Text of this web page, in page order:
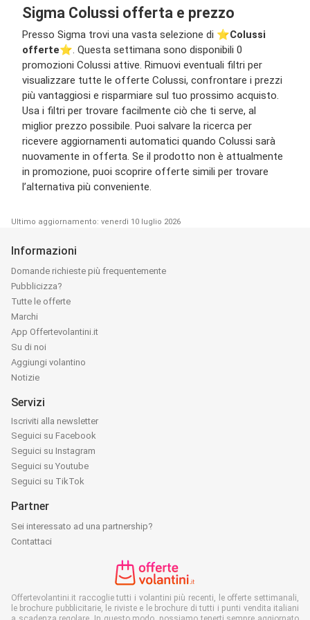
Sigma Colussi offerta e prezzo
Presso Sigma trovi una vasta selezione di ⭐️Colussi
offerte⭐️. Questa settimana sono disponibili 0
promozioni Colussi attive. Rimuovi eventuali filtri per
visualizzare tutte le offerte Colussi, confrontare i prezzi
più vantaggiosi e risparmiare sul tuo prossimo acquisto.
Usa i filtri per trovare facilmente ciò che ti serve, al
miglior prezzo possibile. Puoi salvare la ricerca per
ricevere aggiornamenti automatici quando Colussi sarà
nuovamente in offerta. Se il prodotto non è attualmente
in promozione, puoi scoprire offerte simili per trovare
l’alternativa più conveniente.
Ultimo aggiornamento: venerdì 10 luglio 2026
Informazioni
Domande richieste più frequentemente
Pubblicizza?
Tutte le offerte
Marchi
App Offertevolantini.it
Su di noi
Aggiungi volantino
Notizie
Servizi
Iscriviti alla newsletter
Seguici su Facebook
Seguici su Instagram
Seguici su Youtube
Seguici su TikTok
Partner
Sei interessato ad una partnership?
Contattaci
Offertevolantini.it raccoglie tutti i volantini più recenti, le offerte settimanali,
le brochure pubblicitarie, le riviste e le brochure di tutti i punti vendita italiani